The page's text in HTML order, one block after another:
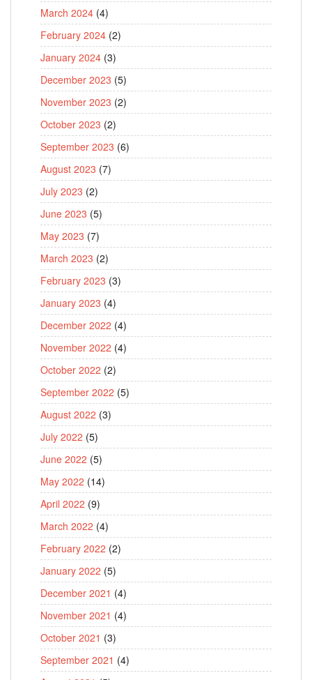
March 2024 (4)
February 2024 (2)
January 2024 (3)
December 2023 (5)
November 2023 (2)
October 2023 (2)
September 2023 (6)
August 2023 (7)
July 2023 (2)
June 2023 (5)
May 2023 (7)
March 2023 (2)
February 2023 (3)
January 2023 (4)
December 2022 (4)
November 2022 (4)
October 2022 (2)
September 2022 (5)
August 2022 (3)
July 2022 (5)
June 2022 (5)
May 2022 (14)
April 2022 (9)
March 2022 (4)
February 2022 (2)
January 2022 (5)
December 2021 (4)
November 2021 (4)
October 2021 (3)
September 2021 (4)